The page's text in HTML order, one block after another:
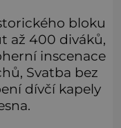
bloku
až 400 diváků,
inscenace
Svatba bez
dívčí kapely